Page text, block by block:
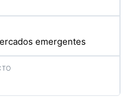
emergentes